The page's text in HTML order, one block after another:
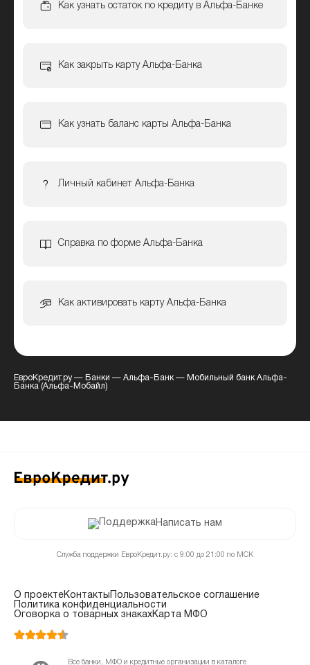
Как узнать остаток по кредиту в Альфа-Банке
Как закрыть карту Альфа-Банка
Как узнать баланс карты Альфа-Банка
Личный кабинет Альфа-Банка
Справка по форме Альфа-Банка
Как активировать карту Альфа-Банка
ЕвроКредит.ру— Банки — Альфа-Банк— Мобильный банк Альфа-
Банка (Альфа-Мобайл)
Написать нам
Служба поддержки ЕвроКредит.ру: с 9:00 до 21:00 по МСК
О проектеКонтакты
Пользовательское соглашение
Политика конфиденциальности
Оговорка о товарных знакахКарта МФО
Все банки, МФО и кредитные организации в каталоге